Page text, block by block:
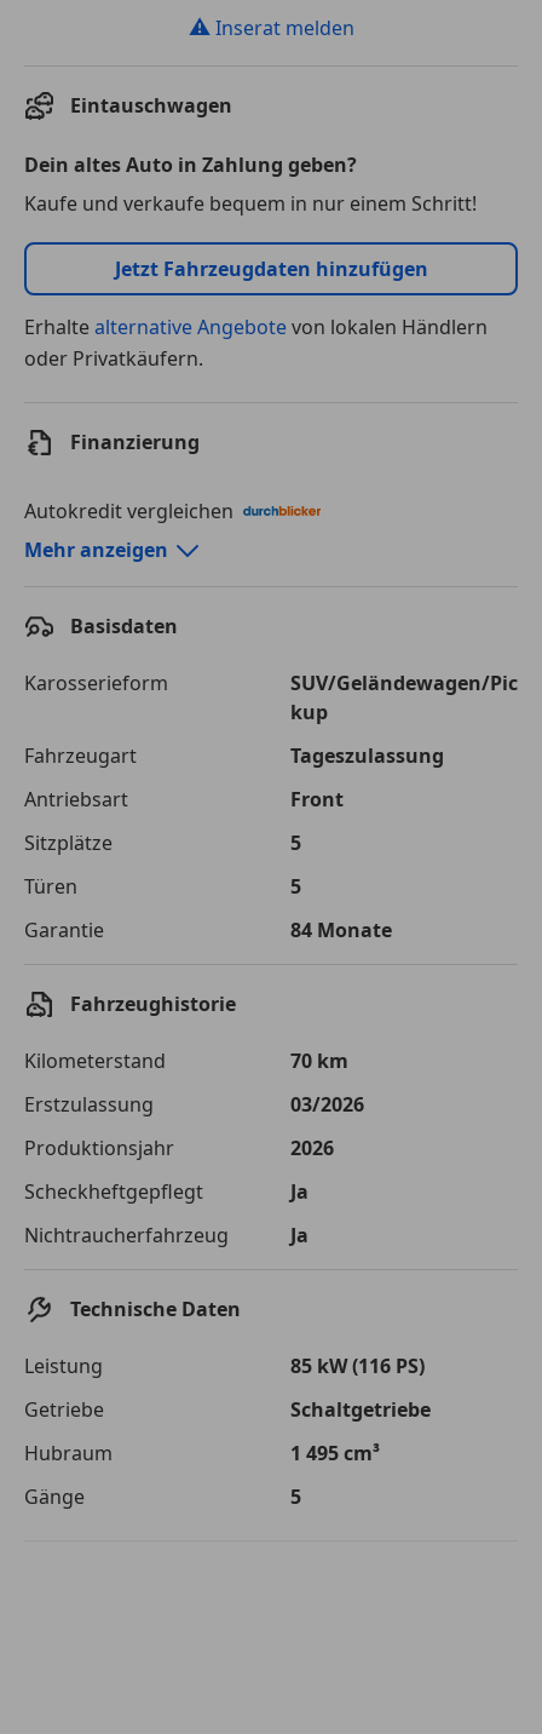
⚠ Inserat melden
Eintauschwagen
Dein altes Auto in Zahlung geben?
Kaufe und verkaufe bequem in nur einem Schritt!
Jetzt Fahrzeugdaten hinzufügen
Erhaltealternative Angebotevon lokalen Händlern
oder Privatkäufern.
Finanzierung
Autokredit vergleichen
Autokredit-Rechner von durchblicker.at
120 Monate
Kreditbetrag
€ 23 600,-
Gesamtbetrag
Einberechnete Gebühren
€ 0,-
Sollzinssatz
Monatliche Rate € 277,07
Die tatsächlichen Konditionen sind abhängig von Ihrer Bonität sowie
von der von Ihnen gewählten Bank. Rückzahlungszeitraum 1-10
Jahre. Zinsspanne Sollzinssatz: 2,90% - 14,90%.
Jetzt berechnen
Mehr anzeigen
Basisdaten
Karosserieform
SUV/Geländewagen/Pic
kup
Fahrzeugart
Tageszulassung
Antriebsart
Front
Sitzplätze
5
Türen
5
Garantie
84 Monate
Fahrzeughistorie
Kilometerstand
70 km
Erstzulassung
03/2026
Produktionsjahr
2026
Scheckheftgepflegt
Ja
Nichtraucherfahrzeug
Ja
Technische Daten
Leistung
85 kW (116 PS)
Getriebe
Schaltgetriebe
Hubraum
1 495 cm³
Gänge
5